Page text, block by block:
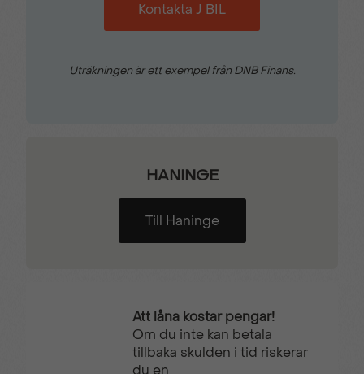
Kontakta J BIL
Uträkningen är ett exempel från DNB Finans.
HANINGE
Till Haninge
Att låna kostar pengar!
Om du inte kan betala
tillbaka skulden i tid riskerar
du en